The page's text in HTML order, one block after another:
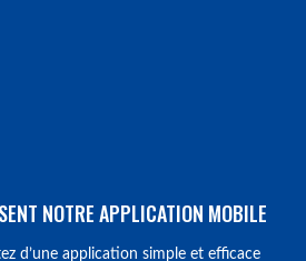
NOTRE APPLICATION MOBILE
d’une application simple et efficace